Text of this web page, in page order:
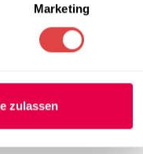
Marketing
zulassen